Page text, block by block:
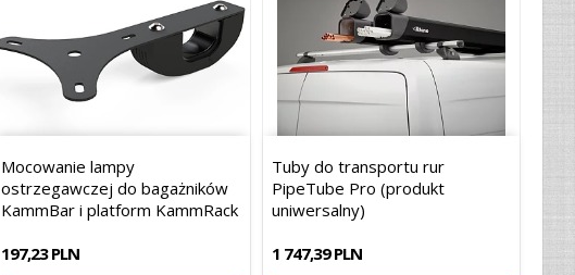
Mocowanie lampy
ostrzegawczej do bagażników
KammBar i platform KammRack
197,23 PLN
Tuby do transportu rur
PipeTube Pro (produkt
uniwersalny)
1 747,39 PLN